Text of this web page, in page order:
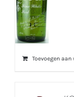
Toevoegen